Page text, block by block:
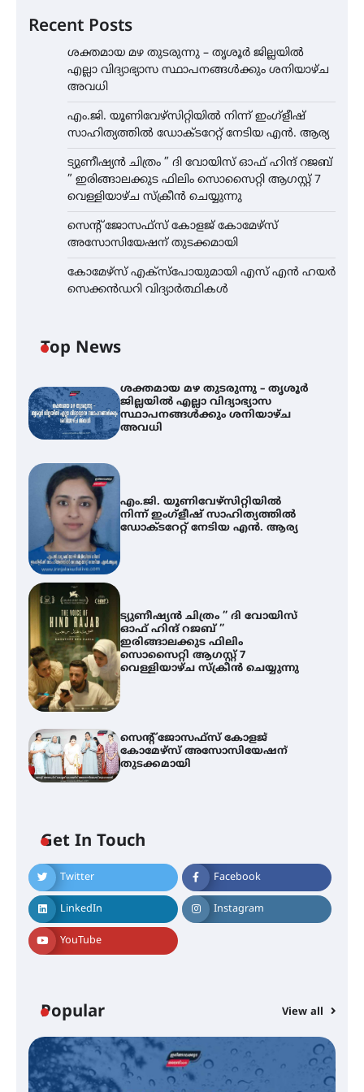
Recent Posts
ശക്തമായ മഴ തുടരുന്നു – തൃശൂർ ജില്ലയിൽ
എല്ലാ വിദ്യാഭ്യാസ സ്ഥാപനങ്ങൾക്കും ശനിയാഴ്ച
അവധി
എം.ജി. യൂണിവേഴ്‌സിറ്റിയിൽ നിന്ന് ഇംഗ്ളീഷ്
സാഹിത്യത്തിൽ ഡോക്ടറേറ്റ് നേടിയ എൻ. ആര്യ
ട്യുണീഷ്യൻ ചിത്രം ” ദി വോയിസ് ഓഫ് ഹിന്ദ് റജബ്
” ഇരിങ്ങാലക്കുട ഫിലിം സൊസൈറ്റി ആഗസ്റ്റ് 7
വെള്ളിയാഴ്ച സ്‌ക്രീൻ ചെയ്യുന്നു
സെന്റ് ജോസഫ്സ് കോളജ് കോമേഴ്‌സ്
അസോസിയേഷന് തുടക്കമായി
കോമേഴ്സ് എക്സ്പോയുമായി എസ് എൻ ഹയർ
സെക്കൻഡറി വിദ്യാർത്ഥികൾ
Top News
ശക്തമായ മഴ തുടരുന്നു – തൃശൂർ
ജില്ലയിൽ എല്ലാ വിദ്യാഭ്യാസ
സ്ഥാപനങ്ങൾക്കും ശനിയാഴ്ച
അവധി
എം.ജി. യൂണിവേഴ്‌സിറ്റിയിൽ
നിന്ന് ഇംഗ്ളീഷ് സാഹിത്യത്തിൽ
ഡോക്ടറേറ്റ് നേടിയ എൻ. ആര്യ
ട്യുണീഷ്യൻ ചിത്രം ” ദി വോയിസ്
ഓഫ് ഹിന്ദ് റജബ് ”
ഇരിങ്ങാലക്കുട ഫിലിം
സൊസൈറ്റി ആഗസ്റ്റ് 7
വെള്ളിയാഴ്ച സ്‌ക്രീൻ ചെയ്യുന്നു
സെന്റ് ജോസഫ്സ് കോളജ്
കോമേഴ്‌സ് അസോസിയേഷന്
തുടക്കമായി
Get In Touch
Twitter Facebook
LinkedIn Instagram
YouTube
Popular View all
ഡോക്ടറേറ്റ് നേടിയ എൻ. ആര്യ
ട്യുണീഷ്യൻ ചിത്രം ” ദി വോയിസ്
ഓഫ് ഹിന്ദ് റജബ് ” ഇരിങ്ങാലക്കുട
ഫിലിം സൊസൈറ്റി ആഗസ്റ്റ് 7
വെള്ളിയാഴ്ച സ്‌ക്രീൻ ചെയ്യുന്നു
കോമേഴ്സ് എക്സ്പോയുമായി